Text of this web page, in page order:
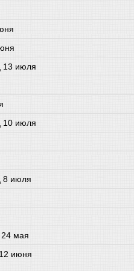
13 июля
10 июля
8 июля
24 мая
июня